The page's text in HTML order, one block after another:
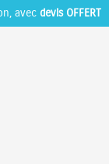
avec devis OFFERT